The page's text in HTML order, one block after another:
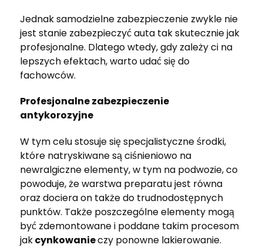
Jednak samodzielne zabezpieczenie zwykle nie
jest stanie zabezpieczyć auta tak skutecznie jak
profesjonalne. Dlatego wtedy, gdy zależy ci na
lepszych efektach, warto udać się do
fachowców.
Profesjonalne zabezpieczenie
antykorozyjne
W tym celu stosuje się specjalistyczne środki,
które natryskiwane są ciśnieniowo na
newralgiczne elementy, w tym na podwozie, co
powoduje, że warstwa preparatu jest równa
oraz dociera on także do trudnodostępnych
punktów. Także poszczególne elementy mogą
być zdemontowane i poddane takim procesom
jakcynkowanieczy ponowne lakierowanie.